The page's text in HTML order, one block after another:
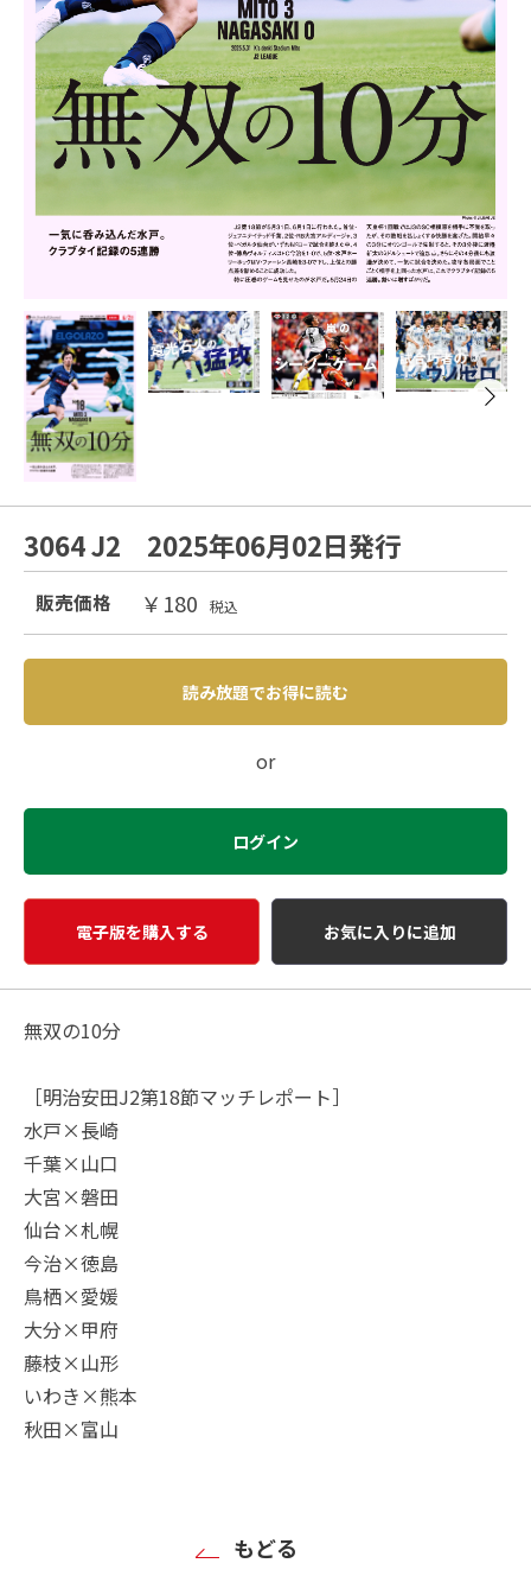
3064 J2 2025年06月02日発行
販売価格 ￥180 税込
読み放題でお得に読む
or
ログイン
電子版を購入する お気に入りに追加
無双の10分
［明治安田J2第18節マッチレポート］
水戸×長崎
千葉×山口
大宮×磐田
仙台×札幌
今治×徳島
鳥栖×愛媛
大分×甲府
藤枝×山形
いわき×熊本
秋田×富山
もどる